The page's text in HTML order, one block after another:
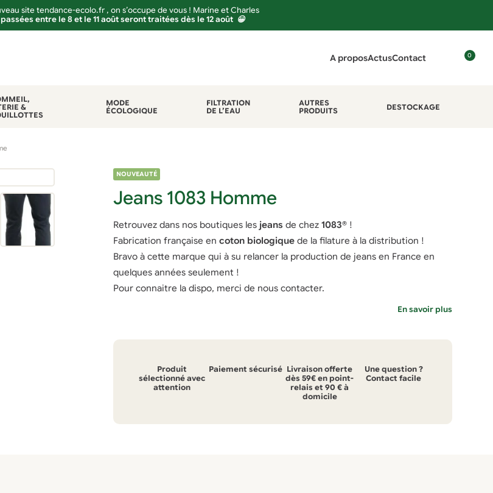
site tendance-ecolo.fr , on s’occupe de vous ! Marine et Charles
entre le 8 et le 11 août seront traitées dès le 12 août 😀
A proposActusContact
n
0
&
MODE
ÉCOLOGIQUE
FILTRATION
DE L’EAU
AUTRES
PRODUITS
DESTOCKAGE
NOUVEAUTÉ
Jeans 1083 Homme
Retrouvez dans nos boutiques les jeans de chez1083® !
Fabrication française encoton biologique de la filature à la distribution !
Bravo à cette marque qui à su relancer la production de jeans en France en
quelques années seulement !
Pour connaitre la dispo, merci de nous contacter.
En savoir plus
Produit
sélectionné avec
attention
Paiement sécurisé Livraison offerte
dès 59€ en point-
relais et 90 € à
domicile
Une question ?
Contact facile